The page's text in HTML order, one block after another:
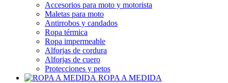
Accesorios para moto y motorista
Maletas para moto
Antirrobos y candados
Ropa térmica
Ropa impermeable
Alforjas de cordura
Alforjas de cuero
Protecciones y petos
ROPA A MEDIDA